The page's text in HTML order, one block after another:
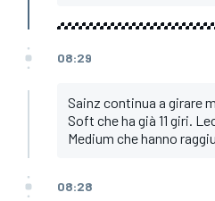
08:29
Sainz continua a girare
Soft che ha già 11 giri.
Medium che hanno
08:28